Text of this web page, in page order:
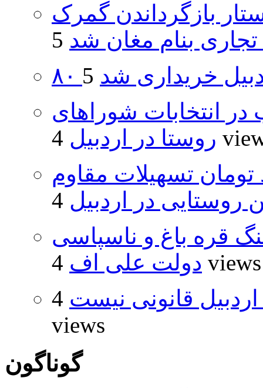
بازگرداندن گمرک
تجاری بنام مغان شد
خریداری شد
۵۰۰۰ داوطلب در انتخابات شوراهای
روستا در اردبیل 4
و ۴۸۰ میلیارد تومان تسهیلات مقاوم
در اردبیل
قره باغ و ناسپاسی
دولت علی اف 4 views
قانونی نیست 4
views
گوناگون